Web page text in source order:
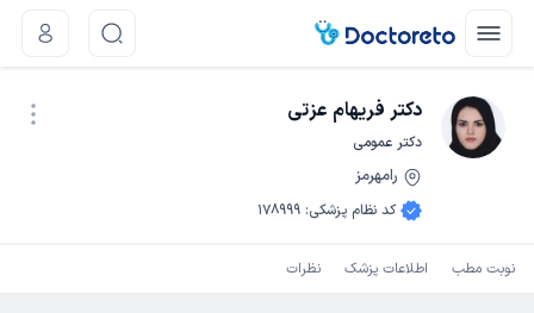
دکتر فریهام عزتی
دکتر عمومی
رامهرمز
کد نظام پزشکی:
178999
نوبت مطب اطلاعات پزشک نظرات